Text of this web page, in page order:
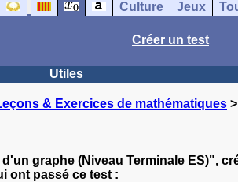
Culture Jeux
Créer un test
Utiles
& Exercices de mathématiques >
graphe (Niveau Terminale ES)",
ont passé ce test :